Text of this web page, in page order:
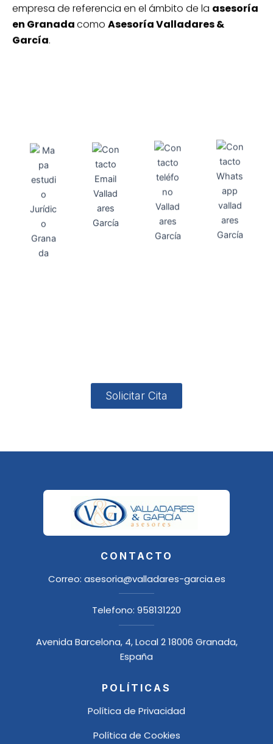
empresa de referencia en el ámbito de la asesoría
en Granadacomo Asesoría Valladares &
García.
Solicitar Cita
CONTACTO
Correo: asesoria@valladares-garcia.es
Telefono: 958131220
Avenida Barcelona, 4, Local 2 18006 Granada,
España
POLÍTICAS
Política de Privacidad
Política de Cookies